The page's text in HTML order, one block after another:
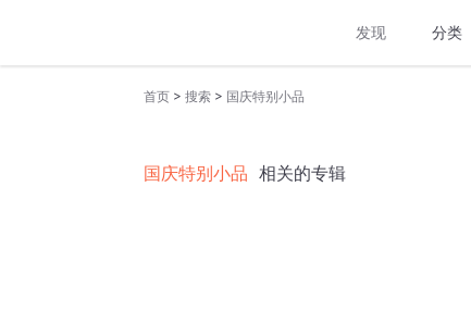
发现 分类
首页 > 搜索 > 国庆特别小品
国庆特别小品 相关的专辑